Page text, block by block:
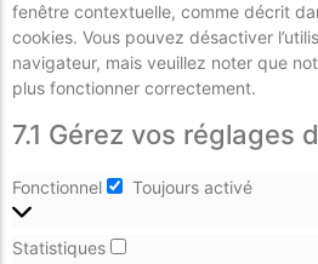
fenêtre contextuelle, comme décrit
cookies. Vous pouvez désactiver
navigateur, mais veuillez noter que
plus fonctionner correctement.
7.1 Gérez vos réglages
Fonctionnel Toujours activé
Statistiques